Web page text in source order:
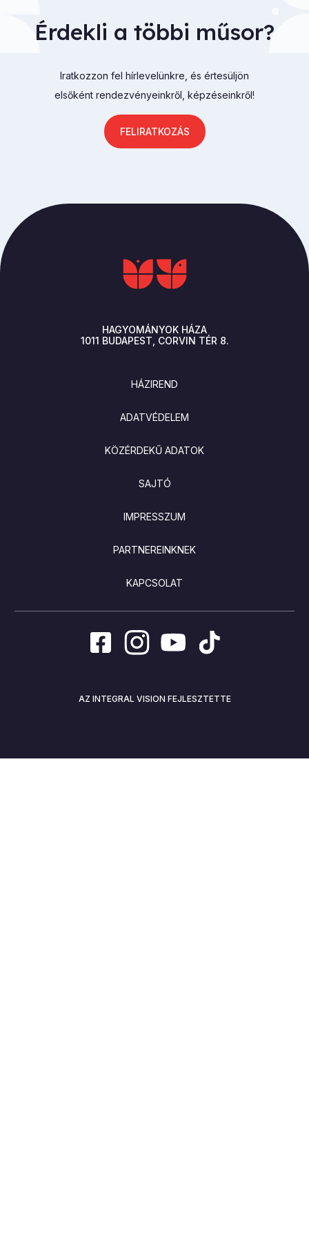
Érdekli a többi műsor?
Iratkozzon fel hírlevelünkre, és értesüljön
elsőként rendezvényeinkről, képzéseinkről!
FELIRATKOZÁS
HAGYOMÁNYOK HÁZA
1011 BUDAPEST CORVIN TÉR 8.
HÁZIREND
ADATVÉDELEM
KÖZÉRDEKŰ ADATOK
SAJTÓ
IMPRESSZUM
PARTNEREINKNEK
KAPCSOLAT
AZ INTEGRAL VISION FEJLESZTETTE